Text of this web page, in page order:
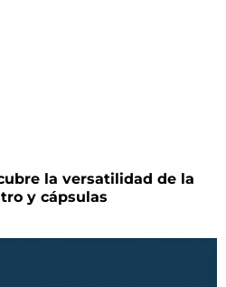
la versatilidad de la
y cápsulas